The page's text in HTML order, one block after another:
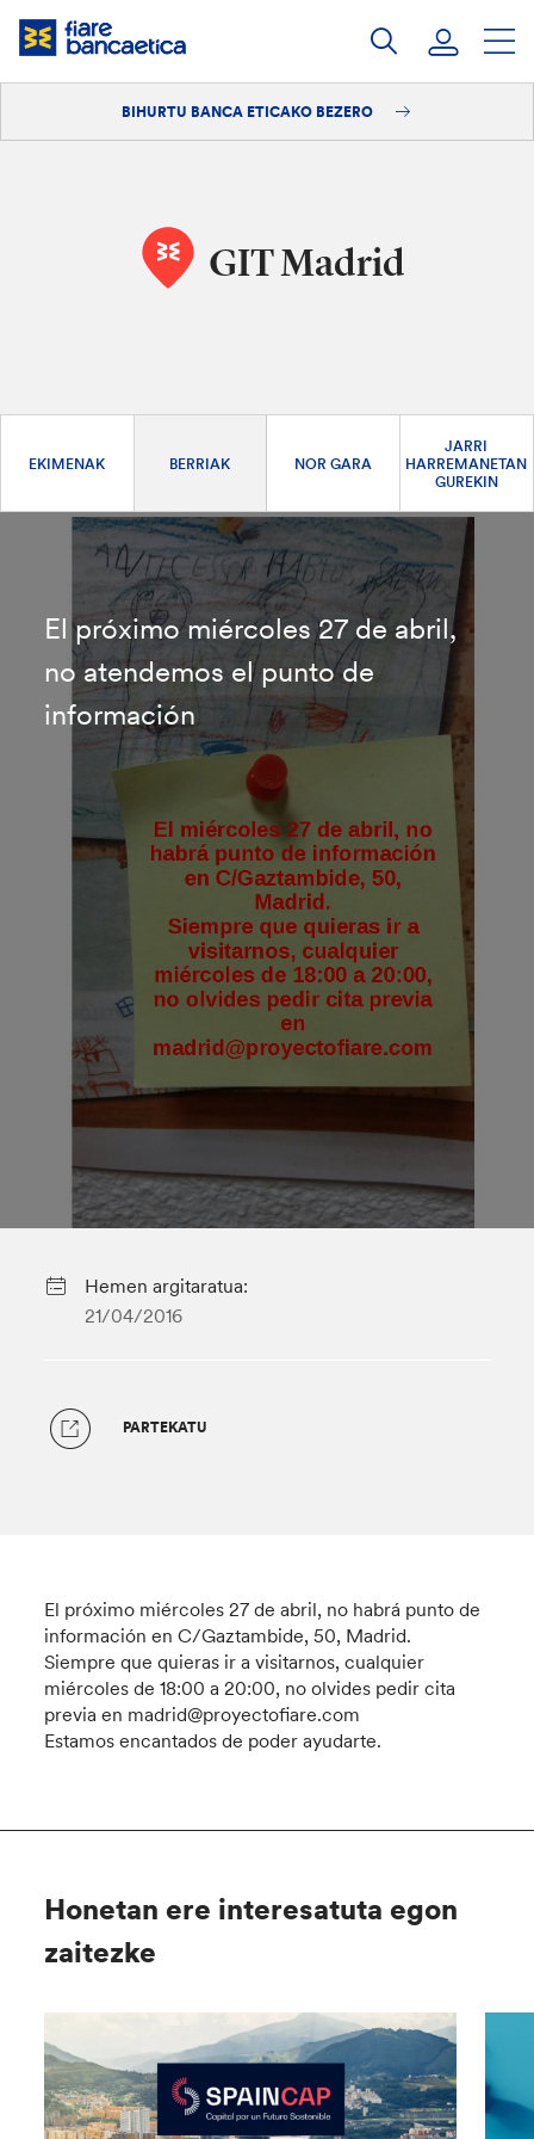
Pasatu
edukia
BIHURTU BANCA ETICAKO BEZERO
GIT Madrid
EKIMENAK BERRIAK NOR GARA
JARRI
HARREMANETAN
GUREKIN
El próximo miércoles 27 de abril,
no atendemos el punto de
información
Hemen argitaratua:
21/04/2016
PARTEKATU
El próximo miércoles 27 de abril, no habrá punto de
información en C/Gaztambide, 50, Madrid.
Siempre que quieras ir a visitarnos, cualquier
miércoles de 18:00 a 20:00, no olvides pedir cita
previa en madrid@proyectofiare.com
Estamos encantados de poder ayudarte.
Honetan ere interesatuta egon
zaitezke